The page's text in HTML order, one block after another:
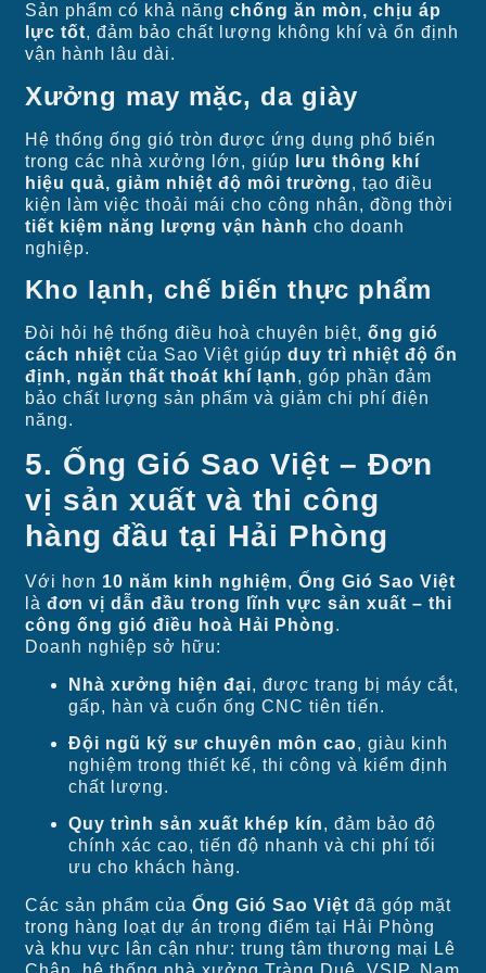
Sản phẩm có khả năngchống ăn mòn, chịu áp
lực tốt, đảm bảo chất lượng không khí và ổn định
vận hành lâu dài.
Xưởng may mặc, da giày
Hệ thống ống gió tròn được ứng dụng phổ biến
trong các nhà xưởng lớn, giúp
lưu thông khí
hiệu quả, giảm nhiệt độ môi trường, tạo điều
kiện làm việc thoải mái cho công nhân, đồng thời
tiết kiệm năng lượng vận hành cho doanh
nghiệp.
Kho lạnh, chế biến thực phẩm
Đòi hỏi hệ thống điều hoà chuyên biệt,ống gió
cách nhiệt của Sao Việt giúpduy trì nhiệt độ ổn
định, ngăn thất thoát khí lạnh, góp phần đảm
bảo chất lượng sản phẩm và giảm chi phí điện
năng.
5. Ống Gió Sao Việt – Đơn
vị sản xuất và thi công
hàng đầu tại Hải Phòng
Với hơn 10 năm kinh nghiệm,Ống Gió Sao Việt
làđơn vị dẫn đầu trong lĩnh vực sản xuất – thi
công ống gió điều hoà Hải Phòng.
Doanh nghiệp sở hữu:
Nhà xưởng hiện đại, được trang bị máy cắt,
gấp, hàn và cuốn ống CNC tiên tiến.
Đội ngũ kỹ sư chuyên môn cao, giàu kinh
nghiệm trong thiết kế, thi công và kiểm định
chất lượng.
Quy trình sản xuất khép kín, đảm bảo độ
chính xác cao, tiến độ nhanh và chi phí tối
ưu cho khách hàng.
Các sản phẩm củaỐng Gió Sao Việt đã góp mặt
trong hàng loạt dự án trọng điểm tại Hải Phòng
và khu vực lân cận như: trung tâm thương mại Lê